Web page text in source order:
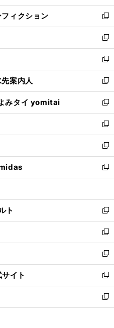
開
く
ウ
で
開
く
ン
ド
ウ
で
開
く
ウ
ィ
ン
ド
ウ
で
開
く
ィクション
新
し
い
ウ
ィ
ン
ド
ウ
で
開
く
新
し
い
ウ
ィ
ン
ド
ウ
で
開
く
新
し
い
ウ
ィ
ン
ド
ウ
で
開
く
案内人
新
し
い
ウ
ィ
ン
ド
ウ
で
開
みタイ yomitai
新
し
い
ウ
ィ
ン
ド
ウ
開
く
新
し
い
ウ
ィ
ン
ウ
で
開
く
新
し
い
ウ
ン
ド
ウ
で
開
く
新
し
ウ
ィ
ン
ド
ウ
で
開
く
ト
新
し
い
ウ
ィ
ン
ド
ウ
で
開
新
し
い
ウ
ィ
ン
ド
ウ
新
し
い
ウ
ィ
ン
イト
新
し
い
ウ
新
し